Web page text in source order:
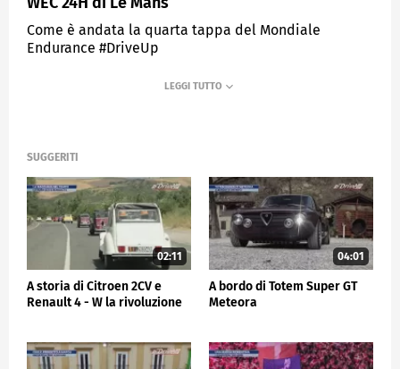
Come è andata la quarta tappa del Mondiale
Endurance #DriveUp
SPORTMEDIASET
SUGGERITI
02:11
A storia di Citroen 2CV e
Renault 4 - W la rivoluzione
04:01
A bordo di Totem Super GT
Meteora